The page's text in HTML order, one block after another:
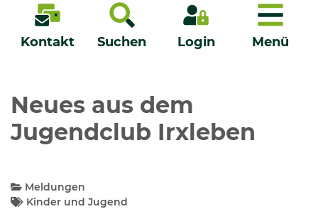
Kontakt Suchen Login Menü
Menü
Bürgerservice - Onlinedienste
Neues aus dem
Jugendclub Irxleben
Meldungen
Kinder und Jugend